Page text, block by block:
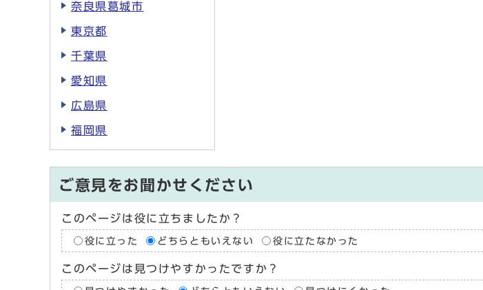
奈良県葛城市
東京都
千葉県
愛知県
広島県
福岡県
ご意見をお聞かせください
このページは役に立ちましたか？
役に立った どちらともいえない 役に立たなかった
このページは見つけやすかったですか？